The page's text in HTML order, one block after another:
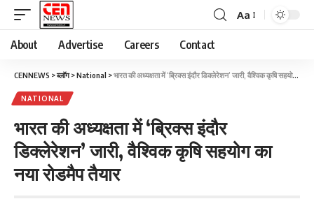
Aa
About Advertise Careers Contact
CENNEWS >ब्लॉग>National >भारत की अध्यक्षता में ‘ब्रिक्स इंदौर डिक्लेरेशन’ जारी, वैश्विक कृषि सहयोग का नया रोडमैप तैयार
NATIONAL
भारत की अध्यक्षता में ‘ब्रिक्स इंदौर
डिक्लेरेशन’ जारी, वैश्विक कृषि सहयोग का
नया रोडमैप तैयार